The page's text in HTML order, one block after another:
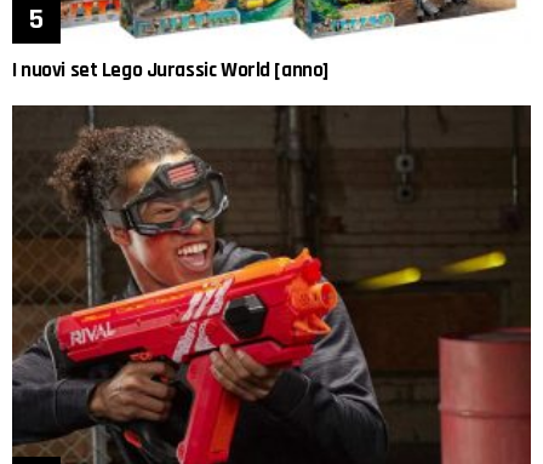
I nuovi set Lego Jurassic World [anno]